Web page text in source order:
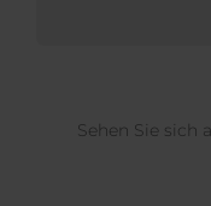
Sehen Sie sich